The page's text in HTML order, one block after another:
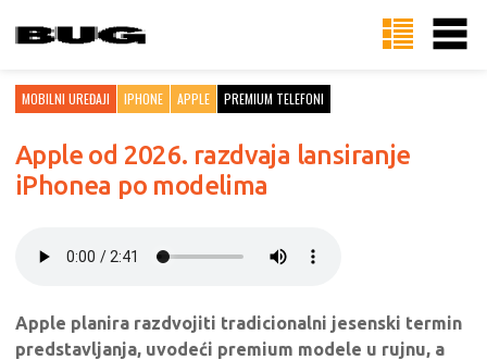
MOBILNI UREĐAJI IPHONE APPLE PREMIUM TELEFONI
Apple od 2026. razdvaja lansiranje
iPhonea po modelima
Apple planira razdvojiti tradicionalni jesenski termin
predstavljanja, uvodeći premium modele u rujnu, a